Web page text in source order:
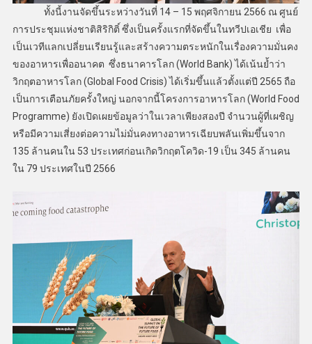
ทั้งนี้งานจัดขึ้นระหว่างวันที่ 14 – 15 พฤศจิกายน 2566 ณ ศูนย์
การประชุมแห่งชาติสิริกิติ์ ซึ่งเป็นครั้งแรกที่จัดขึ้นในทวีปเอเชีย เพื่อ
เป็นเวทีแลกเปลี่ยนเรียนรู้และสร้างความตระหนักในเรื่องความมั่นคง
ของอาหารเพื่ออนาคต ซึ่งธนาคารโลก (World Bank) ได้เน้นย้ำว่า
วิกฤตอาหารโลก (Global Food Crisis) ได้เริ่มขึ้นแล้วตั้งแต่ปี 2565 ถือ
เป็นการเตือนภัยครั้งใหญ่ นอกจากนี้โครงการอาหารโลก (World Food
Programme) ยังเปิดเผยข้อมูลว่าในเวลาเพียงสองปี จำนวนผู้ที่เผชิญ
หรือมีความเสี่ยงต่อความไม่มั่นคงทางอาหารเฉียบพลันเพิ่มขึ้นจาก
135 ล้านคนใน 53 ประเทศก่อนเกิดวิกฤตโควิด-19 เป็น 345 ล้านคน
ใน 79 ประเทศในปี 2566